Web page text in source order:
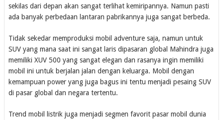
sekilas dari depan akan sangat terlihat kemiripannya. Namun pasti
ada banyak perbedaan lantaran pabrikannya juga sangat berbeda.
Tidak sekedar memproduksi mobil adventure saja, namun untuk
SUV yang mana saat ini sangat laris dipasaran global Mahindra juga
memiliki XUV 500 yang sangat elegan dan rasanya ingin memiliki
mobil ini untuk berjalan jalan dengan keluarga. Mobil dengan
kemampuan power yang juga bagus ini tentu menjadi pesaing SUV
di pasar global dan negara tertentu.
Trend mobil listrik juga menjadi segmen favorit pasar mobil dunia